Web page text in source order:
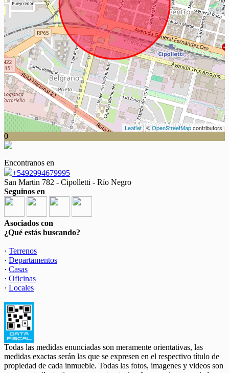
Leaflet| ©OpenStreetMapcontributors
0
Encontranos en
+5492994679995
San Martin 782 - Cipolletti - Río Negro
Seguinos en
Asociados con
¿Qué estás buscando?
· Terrenos
· Departamentos
· Casas
· Oficinas
· Locales
Todas las medidas enunciadas son meramente orientativas, las
medidas exactas serán las que se expresen en el respectivo título de
propiedad de cada inmueble. Todas las fotos, imagenes y videos son